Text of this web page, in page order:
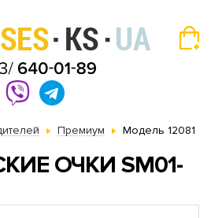
Премиум Модель 12081
ОЧКИ SM01-